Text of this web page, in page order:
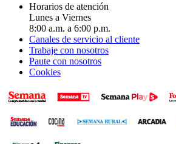
Horarios de atención
Lunes a Viernes
8:00 a.m. a 6:00 p.m.
Canales de servicio al cliente
Trabaje con nosotros
Paute con nosotros
Cookies